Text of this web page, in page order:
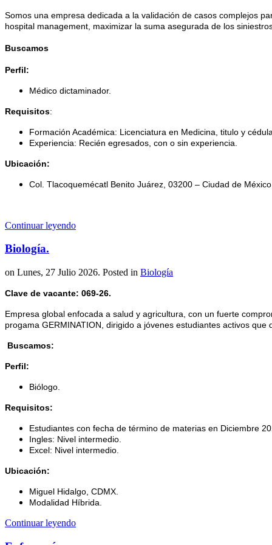
Somos una empresa dedicada a la validación de casos complejos
hospital management, maximizar la suma asegurada de los
Buscamos
Perfil:
Médico dictaminador.
Requisitos:
Formación Académica: Licenciatura en Medicina, titulo y
Experiencia: Recién egresados, con o sin experiencia.
Ubicación:
Col. Tlacoquemécatl Benito Juárez, 03200 – Ciudad de México
Continuar leyendo
Biología.
on Lunes, 27 Julio 2026. Posted in Biología
Clave de vacante: 069-26.
Empresa global enfocada a salud y agricultura, con un fuerte
progama GERMINATION, dirigido a jóvenes estudiantes activos
Buscamos:
Perfil:
Biólogo.
Requisitos:
Estudiantes con fecha de término de materias en Diciembre
Ingles: Nivel intermedio.
Excel: Nivel intermedio.
Ubicación:
Miguel Hidalgo, CDMX.
Modalidad Híbrida.
Continuar leyendo